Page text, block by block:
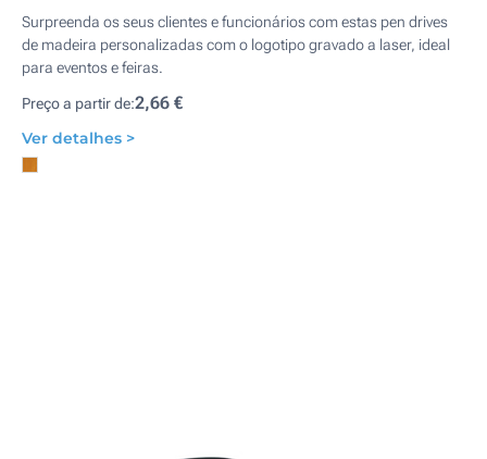
Surpreenda os seus clientes e funcionários com estas pen drives
de madeira personalizadas com o logotipo gravado a laser, ideal
para eventos e feiras.
Preço a partir de:2,66 €
Ver detalhes >